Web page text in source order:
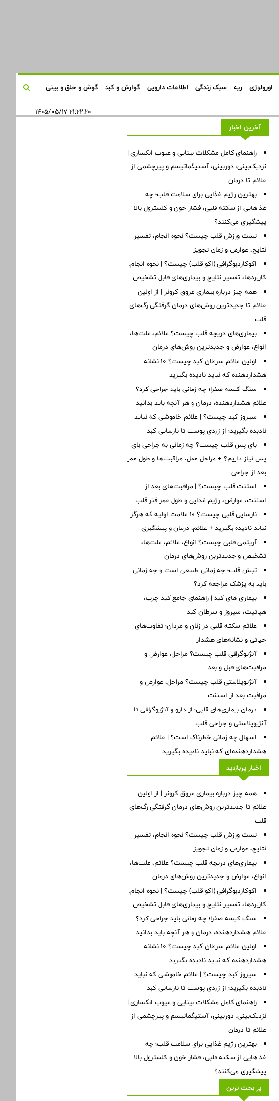
اورولوژی ریه سبک زندگی اطلاعات دارویی گوارش و کبد گوش و حلق و بینی
۲۱:۲۲:۲۰ ۱۴۰۵/۰۵/۱۷
آخرین اخبار
راهنمای کامل مشکلات بینایی و عیوب انکساری |
نزدیک‌بینی، دوربینی، آستیگماتیسم و پیرچشمی از
علائم تا درمان
بهترین رژیم غذایی برای سلامت قلب؛ چه
غذاهایی از سکته قلبی، فشار خون و کلسترول بالا
پیشگیری می‌کنند؟
تست ورزش قلب چیست؟ نحوه انجام، تفسیر
نتایج، عوارض و زمان تجویز
اکوکاردیوگرافی (اکو قلب) چیست؟ | نحوه انجام،
کاربردها، تفسیر نتایج و بیماری‌های قابل تشخیص
همه چیز درباره بیماری عروق کرونر | از اولین
علائم تا جدیدترین روش‌های درمان گرفتگی رگ‌های
قلب
بیماری‌های دریچه قلب چیست؟ علائم، علت‌ها،
انواع، عوارض و جدیدترین روش‌های درمان
اولین علائم سرطان کبد چیست؟ ۱۰ نشانه
هشداردهنده که نباید نادیده بگیرید
سنگ کیسه صفرا؛ چه زمانی باید جراحی کرد؟
علائم هشداردهنده، درمان و هر آنچه باید بدانید
سیروز کبد چیست؟ | علائم خاموشی که نباید
نادیده بگیرید؛ از زردی پوست تا نارسایی کبد
بای پس قلب چیست؟ چه زمانی به جراحی بای
پس نیاز داریم؟ + مراحل عمل، مراقبت‌ها و طول عمر
بعد از جراحی
استنت قلب چیست؟ | مراقبت‌های بعد از
استنت، عوارض، رژیم غذایی و طول عمر فنر قلب
نارسایی قلبی چیست؟ ۱۰ علامت اولیه که هرگز
نباید نادیده بگیرید + علائم، درمان و پیشگیری
آریتمی قلبی چیست؟ انواع، علائم، علت‌ها،
تشخیص و جدیدترین روش‌های درمان
تپش قلب؛ چه زمانی طبیعی است و چه زمانی
باید به پزشک مراجعه کرد؟
بیماری های کبد | راهنمای جامع کبد چرب،
هپاتیت، سیروز و سرطان کبد
علائم سکته قلبی در زنان و مردان؛ تفاوت‌های
حیاتی و نشانه‌های هشدار
آنژیوگرافی قلب چیست؟ مراحل، عوارض و
مراقبت‌های قبل و بعد
آنژیوپلاستی قلب چیست؟ مراحل، عوارض و
مراقبت بعد از استنت
درمان بیماری‌های قلبی؛ از دارو و آنژیوگرافی تا
آنژیوپلاستی و جراحی قلب
اسهال چه زمانی خطرناک است؟ | علائم
هشداردهنده‌ای که نباید نادیده بگیرید
اخبار پربازدید
همه چیز درباره بیماری عروق کرونر | از اولین
علائم تا جدیدترین روش‌های درمان گرفتگی رگ‌های
قلب
تست ورزش قلب چیست؟ نحوه انجام، تفسیر
نتایج، عوارض و زمان تجویز
بیماری‌های دریچه قلب چیست؟ علائم، علت‌ها،
انواع، عوارض و جدیدترین روش‌های درمان
اکوکاردیوگرافی (اکو قلب) چیست؟ | نحوه انجام،
کاربردها، تفسیر نتایج و بیماری‌های قابل تشخیص
سنگ کیسه صفرا؛ چه زمانی باید جراحی کرد؟
علائم هشداردهنده، درمان و هر آنچه باید بدانید
اولین علائم سرطان کبد چیست؟ ۱۰ نشانه
هشداردهنده که نباید نادیده بگیرید
سیروز کبد چیست؟ | علائم خاموشی که نباید
نادیده بگیرید؛ از زردی پوست تا نارسایی کبد
راهنمای کامل مشکلات بینایی و عیوب انکساری |
نزدیک‌بینی، دوربینی، آستیگماتیسم و پیرچشمی از
علائم تا درمان
بهترین رژیم غذایی برای سلامت قلب؛ چه
غذاهایی از سکته قلبی، فشار خون و کلسترول بالا
پیشگیری می‌کنند؟
پر بحث ترین